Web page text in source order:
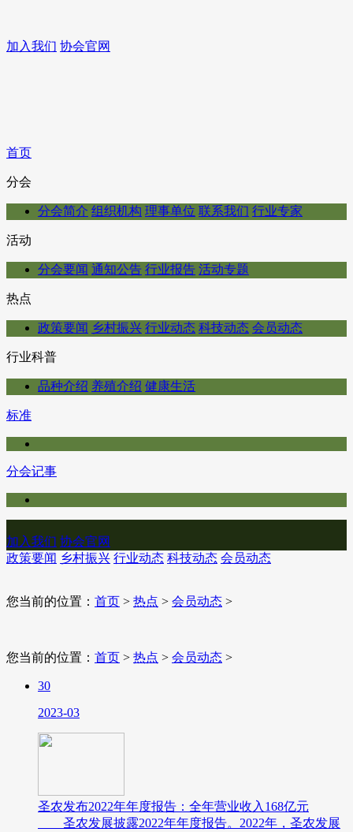
加入我们 协会官网
首页
分会
分会简介 组织机构 理事单位 联系我们 行业专家
活动
分会要闻 通知公告 行业报告 活动专题
热点
政策要闻 乡村振兴 行业动态 科技动态 会员动态
行业科普
品种介绍 养殖介绍 健康生活
标准
分会记事
加入我们 协会官网
政策要闻 乡村振兴 行业动态 科技动态 会员动态
您当前的位置： 首页 > 热点 > 会员动态 >
您当前的位置： 首页 > 热点 > 会员动态 >
30
2023-03
圣农发布2022年年度报告：全年营业收入168亿元
圣农发展披露2022年年度报告。2022年，圣农发展